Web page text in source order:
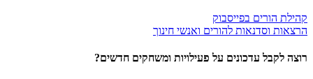
קהילת הורים בפייסבוק
הרצאות וסדנאות להורים ואנשי חינוך
רוצה לקבל עדכונים על פעילויות ומשחקים חדשים?